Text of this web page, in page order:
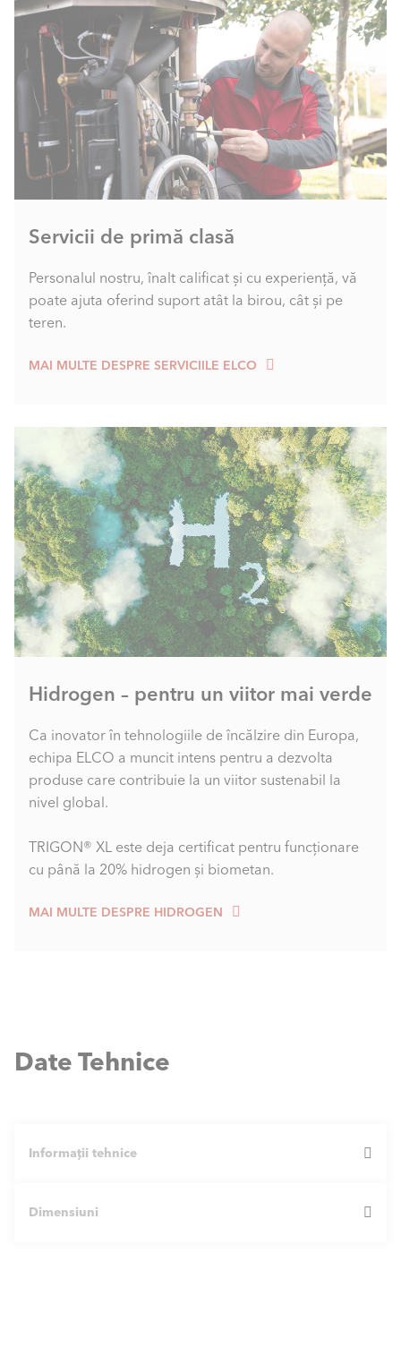
Servicii de primă clasă
Personalul nostru, înalt calificat și cu experiență, vă
poate ajuta oferind suport atât la birou, cât și pe
teren.
MAI MULTE DESPRE SERVICIILE ELCO
Hidrogen – pentru un viitor mai verde
Ca inovator în tehnologiile de încălzire din Europa,
echipa ELCO a muncit intens pentru a dezvolta
produse care contribuie la un viitor sustenabil la
nivel global.
TRIGON® XL este deja certificat pentru funcționare
cu până la 20% hidrogen și biometan.
MAI MULTE DESPRE HIDROGEN
Date Tehnice
Informații tehnice
Dimensiuni